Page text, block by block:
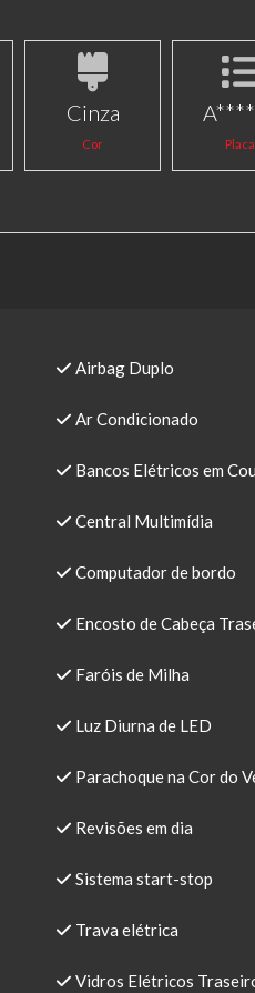
Cinza
Cor Placa
Airbag Duplo
Ar Condicionado
Bancos Elétricos em
Central Multimídia
Computador de bordo
Encosto de Cabeça
Faróis de Milha
Luz Diurna de LED
Parachoque na Cor do
Revisões em dia
Sistema start-stop
Trava elétrica
Vidros Elétricos